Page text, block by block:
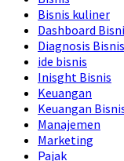
Bisnis kuliner
Dashboard
Diagnosis Bisnis
ide bisnis
Inisght Bisnis
Keuangan
Keuangan
Manajemen
Marketing
Pajak